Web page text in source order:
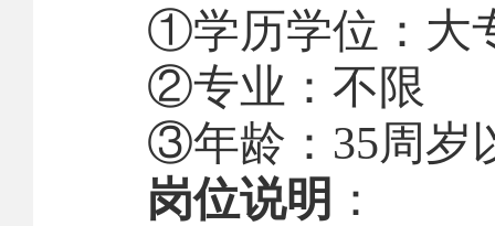
①学历学位：大
②专业：不限
③年龄： 35周岁
岗位说明 ：